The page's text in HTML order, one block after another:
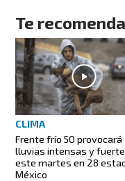
Te
CLIMA
Frente frío 50 provocará
lluvias intensas y
este martes en 28
México